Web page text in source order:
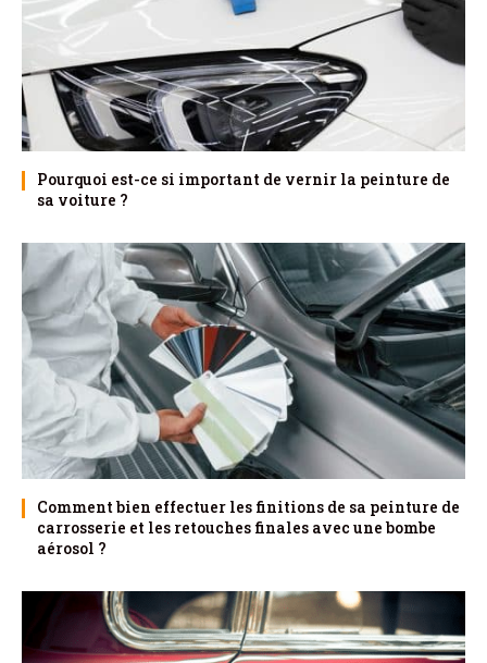
Pourquoi est-ce si important de vernir la peinture de
sa voiture ?
Comment bien effectuer les finitions de sa peinture de
carrosserie et les retouches finales avec une bombe
aérosol ?